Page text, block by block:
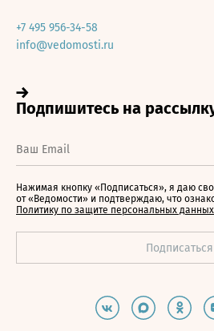
+7 495 956-34-58
info@vedomosti.ru
Нажимая кнопку «Подписаться», я даю
от «Ведомости» и подтверждаю, что
Политику по защите персональных данных